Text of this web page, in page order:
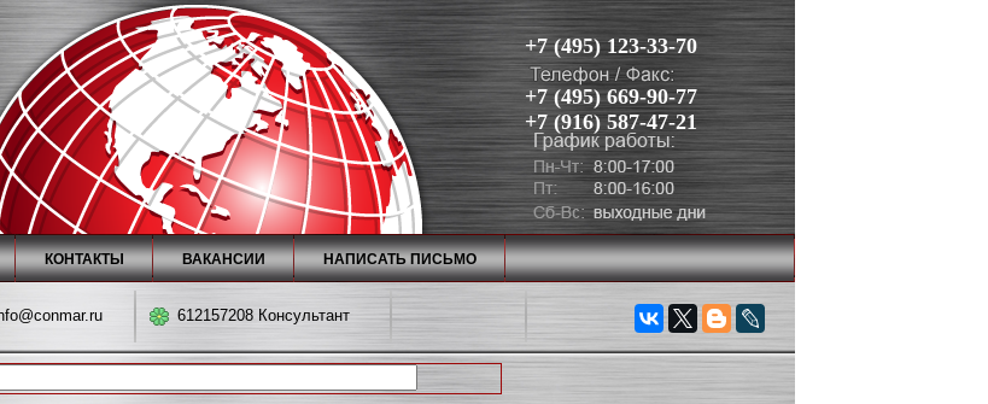
+7 (495) 123-33-70
+7 (495) 669-90-77
+7 (916) 587-47-21
КОНТАКТЫ ВАКАНСИИ НАПИСАТЬ ПИСЬМО
612157208 Консультант